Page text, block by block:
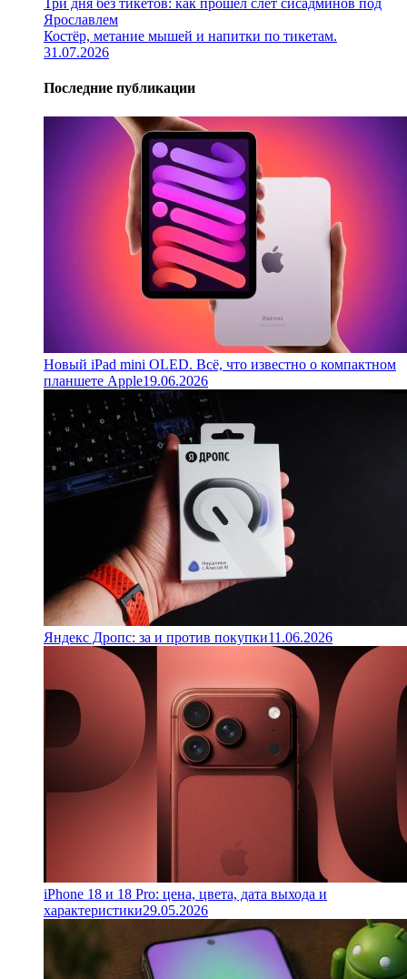
Три дня без тикетов: как прошёл слёт сисадминов под
Ярославлем
Костёр, метание мышей и напитки по тикетам.
31.07.2026
Последние публикации
Новый iPad mini OLED. Всё, что известно о компактном
планшете Apple19.06.2026
Яндекс Дропс: за и против покупки11.06.2026
iPhone 18 и 18 Pro: цена, цвета, дата выхода и
характеристики29.05.2026